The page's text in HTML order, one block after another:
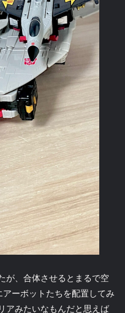
が、合体させるとまるで空
ーボットたちを配置してみ
アみたいなもんだと思えば